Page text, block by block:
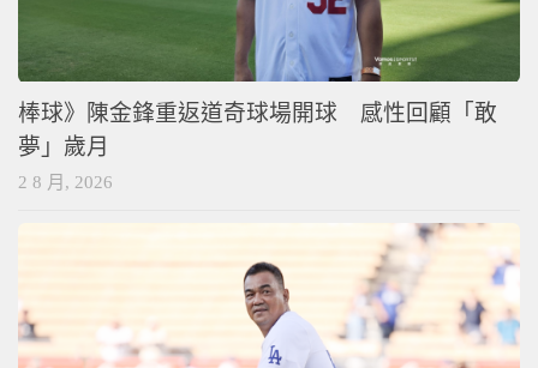
棒球》陳金鋒重返道奇球場開球 感性回顧「敢
夢」歲月
2 8 月, 2026